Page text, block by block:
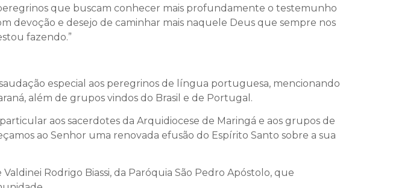
que buscam conhecer mais profundamente o testemunho
devoção e desejo de caminhar mais naquele Deus que sempre nos
fazendo.”
especial aos peregrinos de língua portuguesa, mencionando
além de grupos vindos do Brasil e de Portugal.
aos sacerdotes da Arquidiocese de Maringá e aos grupos de
ao Senhor uma renovada efusão do Espírito Santo sobre a sua
Rodrigo Biassi, da Paróquia São Pedro Apóstolo, que